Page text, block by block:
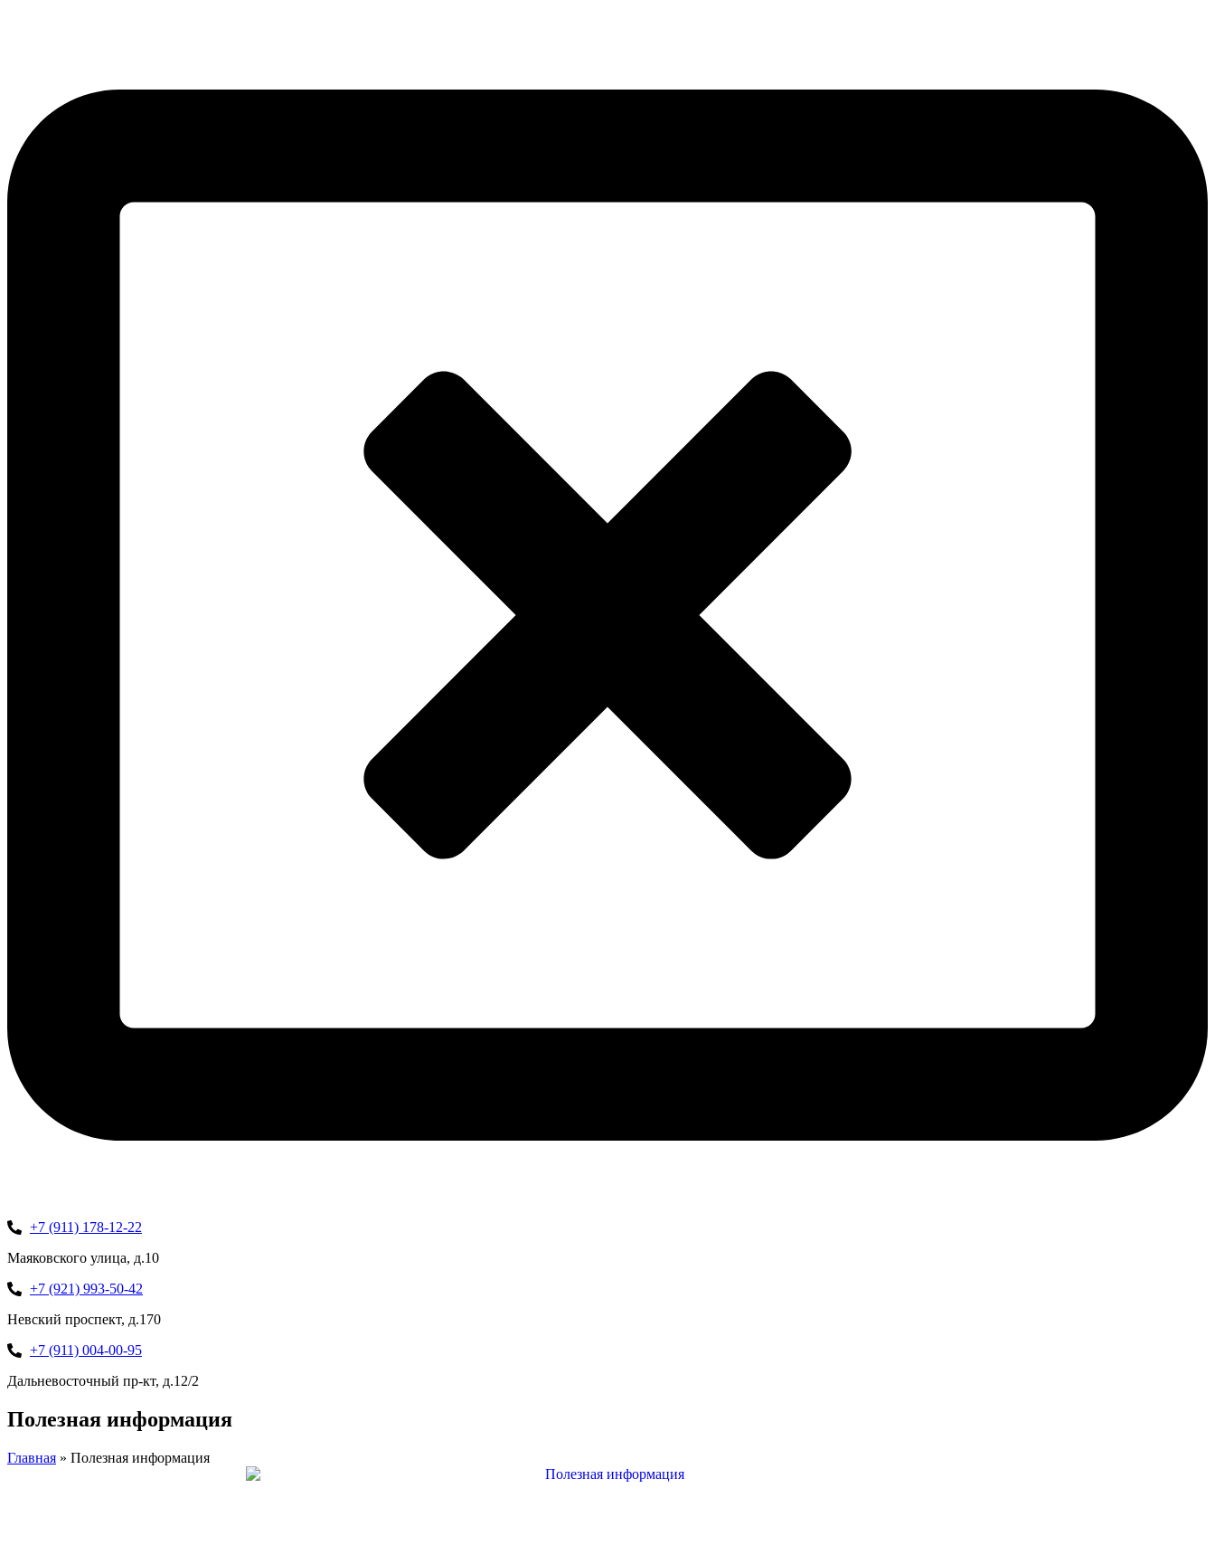
+7 (911) 178-12-22
Маяковского улица, д.10
+7 (921) 993-50-42
Невский проспект, д.170
+7 (911) 004-00-95
Дальневосточный пр-кт, д.12/2
Полезная информация
Главная » Полезная информация